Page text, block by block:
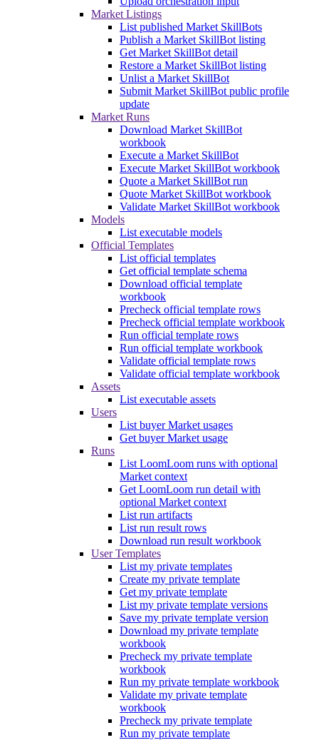
Market Listings
List published Market SkillBots
Publish a Market SkillBot listing
Get Market SkillBot detail
Restore a Market SkillBot listing
Unlist a Market SkillBot
Submit Market SkillBot public profile
update
Market Runs
Download Market SkillBot
workbook
Execute a Market SkillBot
Execute Market SkillBot workbook
Quote a Market SkillBot run
Quote Market SkillBot workbook
Validate Market SkillBot workbook
Models
List executable models
Official Templates
List official templates
Get official template schema
Download official template
workbook
Precheck official template rows
Precheck official template workbook
Run official template rows
Run official template workbook
Validate official template rows
Validate official template workbook
Assets
List executable assets
Users
List buyer Market usages
Get buyer Market usage
Runs
List LoomLoom runs with optional
Market context
Get LoomLoom run detail with
optional Market context
List run artifacts
List run result rows
Download run result workbook
User Templates
List my private templates
Create my private template
Get my private template
List my private template versions
Save my private template version
Download my private template
workbook
Precheck my private template
workbook
Run my private template workbook
Validate my private template
workbook
Precheck my private template
Run my private template